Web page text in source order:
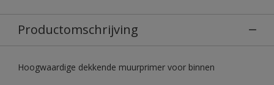
Productomschrijving
Hoogwaardige dekkende muurprimer voor binnen